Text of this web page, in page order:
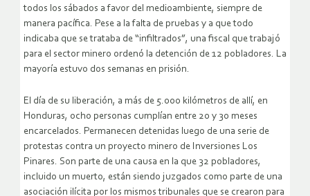
todos los sábados a favor del medioambiente, siempre de
manera pacífica. Pese a la falta de pruebas y a que todo
indicaba que se trataba de “infiltrados”, una fiscal que trabajó
para el sector minero ordenó la detención de 12 pobladores. La
mayoría estuvo dos semanas en prisión.
El día de su liberación, a más de 5.000 kilómetros de allí, en
Honduras, ocho personas cumplían entre 20 y 30 meses
encarcelados. Permanecen detenidas luego de una serie de
protestas contra un proyecto minero de Inversiones Los
Pinares. Son parte de una causa en la que 32 pobladores,
incluido un muerto, están siendo juzgados como parte de una
asociación ilícita por los mismos tribunales que se crearon para